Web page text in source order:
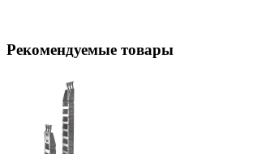
Рекомендуемые товары